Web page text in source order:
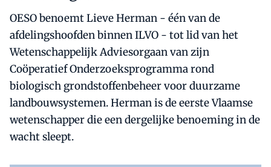
OESO benoemt Lieve Herman - één van de
afdelingshoofden binnen ILVO - tot lid van het
Wetenschappelijk Adviesorgaan van zijn
Coöperatief Onderzoeksprogramma rond
biologisch grondstoffenbeheer voor duurzame
landbouwsystemen. Herman is de eerste Vlaamse
wetenschapper die een dergelijke benoeming in de
wacht sleept.